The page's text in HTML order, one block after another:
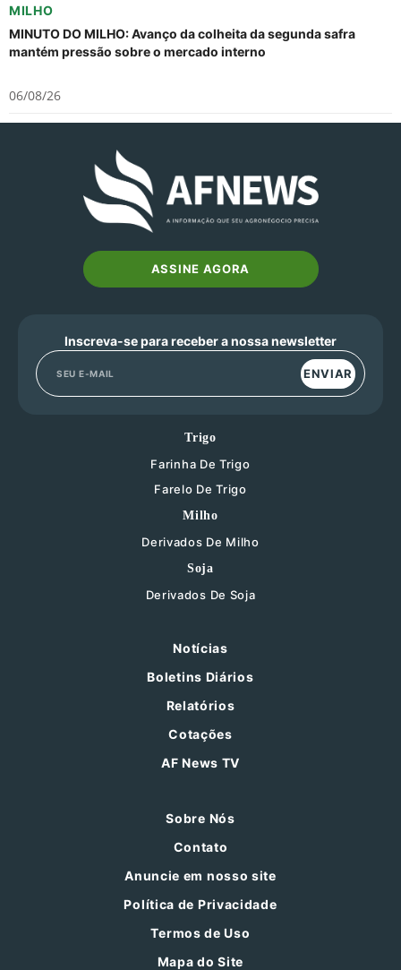
MILHO
MINUTO DO MILHO: Avanço da colheita da segunda safra
mantém pressão sobre o mercado interno
06/08/26
ASSINE AGORA
Inscreva-se para receber a nossa newsletter
ENVIAR
Trigo
Farinha De Trigo
Farelo De Trigo
Milho
Derivados De Milho
Soja
Derivados De Soja
Notícias
Boletins Diários
Relatórios
Cotações
AF News TV
Sobre Nós
Contato
Anuncie em nosso site
Política de Privacidade
Termos de Uso
Mapa do Site